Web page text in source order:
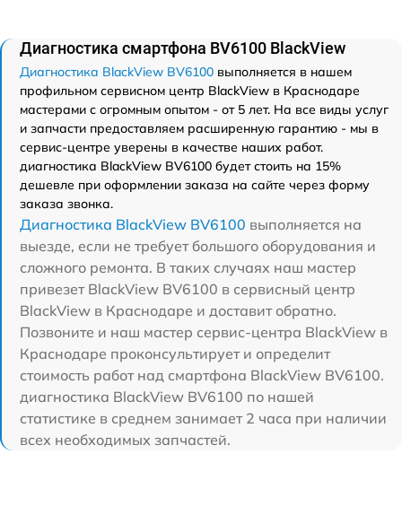
Диагностика смартфона BV6100 BlackView
Диагностика BlackView BV6100 выполняется в нашем
профильном сервисном центр BlackView в Краснодаре
мастерами с огромным опытом - от 5 лет. На все виды услуг
и запчасти предоставляем расширенную гарантию - мы в
сервис-центре уверены в качестве наших работ.
диагностика BlackView BV6100 будет стоить на 15%
дешевле при оформлении заказа на сайте через форму
заказа звонка.
Диагностика BlackView BV6100 выполняется на
выезде, если не требует большого оборудования и
сложного ремонта. В таких случаях наш мастер
привезет BlackView BV6100 в сервисный центр
BlackView в Краснодаре и доставит обратно.
Позвоните и наш мастер сервис-центра BlackView в
Краснодаре проконсультирует и определит
стоимость работ над смартфона BlackView BV6100.
диагностика BlackView BV6100 по нашей
статистике в среднем занимает 2 часа при наличии
всех необходимых запчастей.